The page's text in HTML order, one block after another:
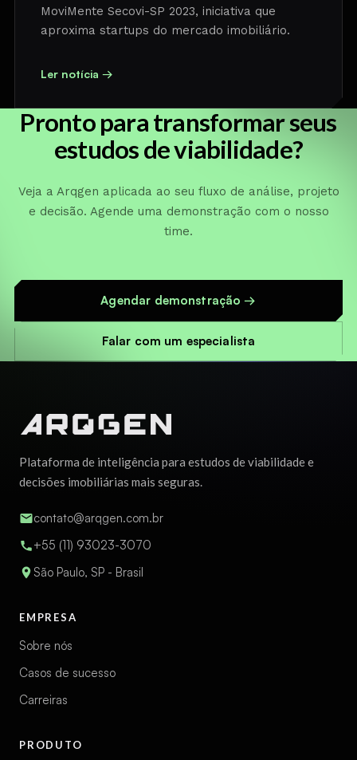
MoviMente Secovi-SP 2023, iniciativa que
aproxima startups do mercado imobiliário.
Ler notícia →
Pronto para transformar seus
estudos de viabilidade?
Veja a Arqgen aplicada ao seu fluxo de análise, projeto
e decisão. Agende uma demonstração com o nosso
time.
Agendar demonstração →
Falar com um especialista
Plataforma de inteligência para estudos de viabilidade e
decisões imobiliárias mais seguras.
contato@arqgen.com.br
+55 (11) 93023-3070
São Paulo, SP - Brasil
EMPRESA
Sobre nós
Casos de sucesso
Carreiras
PRODUTO